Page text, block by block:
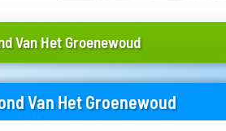
Van Het Groenewoud
Van Het Groenewoud